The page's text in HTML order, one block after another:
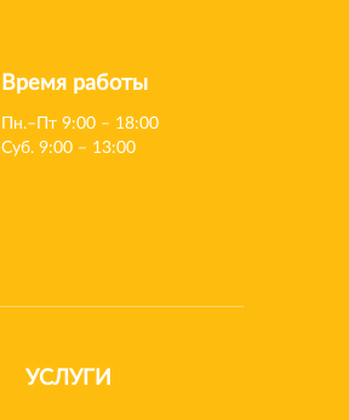
Время работы
Пн.–Пт 9:00 – 18:00
Суб. 9:00 – 13:00
УСЛУГИ